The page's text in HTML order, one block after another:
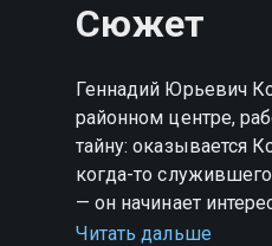
Сюжет
Геннадий Юрьевич
районном центре,
тайну: оказывается
когда-то
— он начинает
римского
Читать дальше